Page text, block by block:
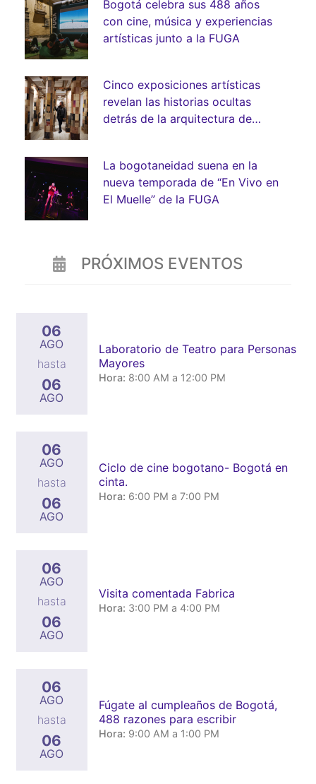
Bogotá celebra sus 488 años
con cine, música y experiencias
artísticas junto a la FUGA
Cinco exposiciones artísticas
revelan las historias ocultas
detrás de la arquitectura de
La bogotaneidad suena en la
nueva temporada de “En Vivo en
El Muelle” de la FUGA
PRÓXIMOS EVENTOS
06
AGO
hasta
06
AGO
Laboratorio de Teatro para Personas
Mayores
Hora: 8:00 AM a 12:00 PM
06
AGO
hasta
06
AGO
Ciclo de cine bogotano- Bogotá en
cinta.
Hora: 6:00 PM a 7:00 PM
06
AGO
hasta
06
AGO
Visita comentada Fabrica
Hora: 3:00 PM a 4:00 PM
06
AGO
hasta
06
AGO
Fúgate al cumpleaños de Bogotá,
488 razones para escribir
Hora: 9:00 AM a 1:00 PM